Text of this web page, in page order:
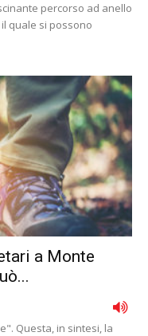
percorso ad anello
quale si possono
a Monte
Questa, in sintesi, la